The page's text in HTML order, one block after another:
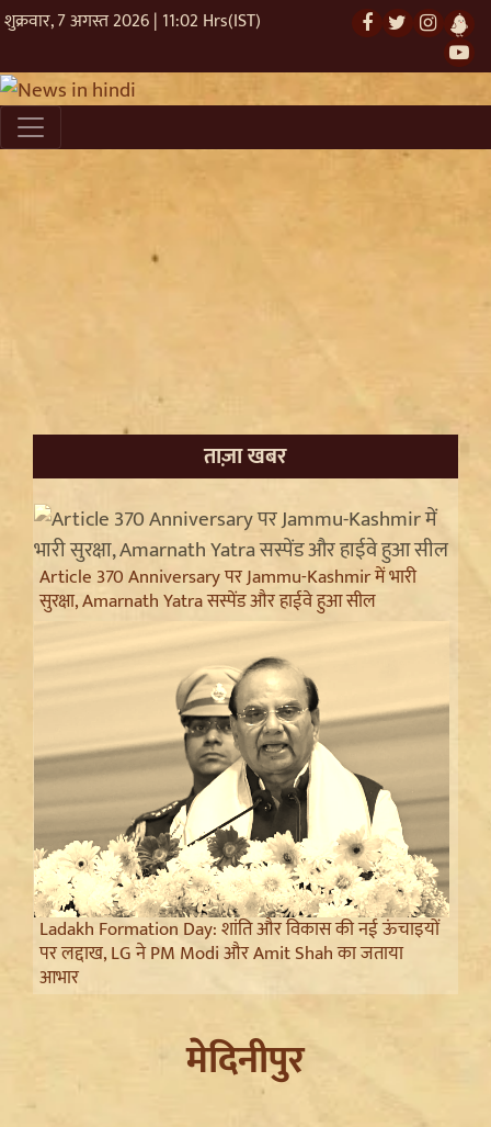
शुक्रवार, 7 अगस्त 2026 | 11:02 Hrs(IST)
ताज़ा खबर
Article 370 Anniversary पर Jammu-Kashmir में भारी
सुरक्षा, Amarnath Yatra सस्पेंड और हाईवे हुआ सील
Ladakh Formation Day: शांति और विकास की नई ऊंचाइयों
पर लद्दाख, LG ने PM Modi और Amit Shah का जताया
आभार
मेदिनीपुर